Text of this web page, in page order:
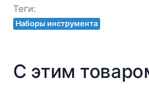
Теги:
Наборы инструмента
С этим